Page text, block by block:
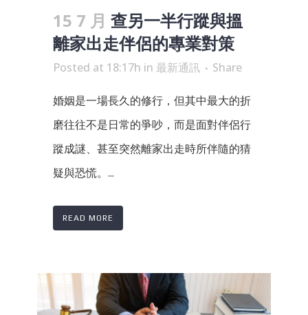
15 7 月 查另一半行蹤與搵
離家出走伴侶的專業對策
Posted at 18:17h in 最新通訊 Share
婚姻是一場長久的修行，但其中最大的折
磨往往不是日常的爭吵，而是面對伴侶行
蹤成謎、甚至突然離家出走時所伴隨的猜
疑與恐慌。...
READ MORE